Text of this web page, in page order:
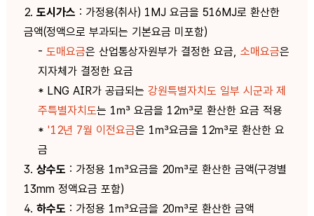
2. 도시가스 : 가정용(취사) 1MJ 요금을 516MJ로 환산한
금액(정액으로 부과되는 기본요금 미포함)
- 도매요금은 산업통상자원부가 결정한 요금, 소매요금은
지자체가 결정한 요금
* LNG AIR가 공급되는 강원특별자치도 일부 시군과 제
주특별자치도는 1㎥ 요금을 12㎥로 환산한 요금 적용
* '12년 7월 이전요금은 1㎥요금을 12㎥로 환산한 요
금
3. 상수도 : 가정용 1㎥요금을 20㎥로 환산한 금액(구경별
13mm 정액요금 포함)
4. 하수도 : 가정용 1㎥요금을 20㎥로 환산한 금액